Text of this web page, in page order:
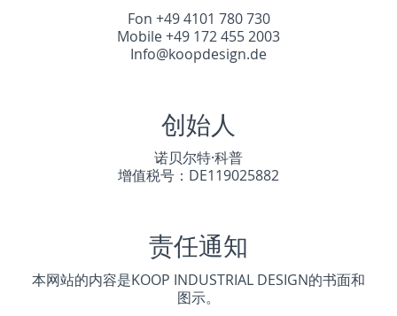
Fon +49 4101 780 730
Mobile +49 172 455 2003
Info@koopdesign.de
创始人
诺贝尔特·科普
增值税号：DE119025882
责任通知
本网站的内容是KOOP INDUSTRIAL DESIGN的书面和
图示。